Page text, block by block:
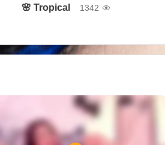
1342
Tropical 🌸